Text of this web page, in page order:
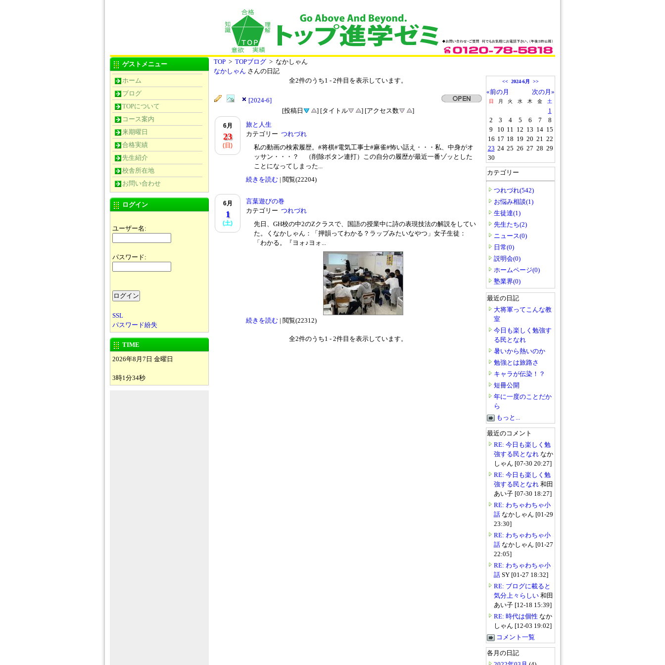
ゲストメニュー
ホーム
ブログ
TOPについて
コース案内
来期曜日
合格実績
先生紹介
校舎所在地
お問い合わせ
ログイン
ユーザー名:
パスワード:
SSL
パスワード紛失
TIME
2026年8月7日 金曜日
3時1分34秒
TOP > TOPブログ > なかしゃん
なかしゃん さんの日記
全2件のうち1 - 2件目を表示しています。
[2024-6]
[投稿日
] [タイトル ] [アクセス数 ]
6月
23
(日)
旅と人生
カテゴリー つれづれ
私の動画の検索履歴。#将棋#電気工事士#麻雀#怖い話え・・・私、中身がオ
ッサン・・・？ （削除ボタン連打）この自分の履歴が最近一番ゾッとした
ことになってしまった...
続きを読む | 閲覧(22204)
6月
1
(土)
言葉遊びの巻
カテゴリー つれづれ
先日、GH校の中2のZクラスで、国語の授業中に詩の表現技法の解説をしてい
た。くなかしゃん：「押韻ってわかる？ラップみたいなやつ」女子生徒：
「わかる。『ヨォ♪ヨォ...
続きを読む | 閲覧(22312)
全2件のうち1 - 2件目を表示しています。
<< 2024-6月 >>
«前の月 次の月»
日 月 火 水 木 金 土
1
2
3 4 5 6 7
8
9
10 11 12 13 14 15
16 17 18 19 20 21 22
23 24 25 26 27 28 29
30
カテゴリー
つれづれ(542)
お悩み相談(1)
生徒達(1)
先生たち(2)
ニュース(0)
日常(0)
説明会(0)
ホームページ(0)
塾業界(0)
最近の日記
大将軍ってこんな教
室
今日も楽しく勉強す
る民となれ
暑いから熱いのか
勉強とは旅路さ
キャラが伝染！？
短冊公開
年に一度のことだか
ら
もっと...
最近のコメント
RE: 今日も楽しく勉
強する民となれ なか
しゃん [07-30 20:27]
RE: 今日も楽しく勉
強する民となれ 和田
あい子 [07-30 18:27]
RE: わちゃわちゃ小
話 なかしゃん [01-29
23:30]
RE: わちゃわちゃ小
話 なかしゃん [01-27
22:05]
RE: わちゃわちゃ小
話 SY [01-27 18:32]
RE: ブログに載ると
気分上々らしい 和田
あい子 [12-18 15:39]
RE: 時代は個性 なか
しゃん [12-03 19:02]
コメント一覧
各月の日記